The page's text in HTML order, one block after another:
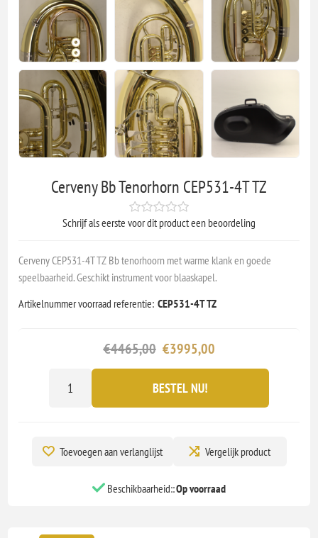
Cerveny Bb Tenorhorn CEP531-4T TZ
Schrijf als eerste voor dit product een beoordeling
Cerveny CEP531-4T TZ Bb tenorhoorn met warme klank en goede
speelbaarheid. Geschikt instrument voor blaaskapel.
Artikelnummer voorraad referentie: CEP531-4T TZ
€4465,00 €3995,00
BESTEL NU!
Toevoegen aan verlanglijst Vergelijk product
Beschikbaarheid::Op voorraad